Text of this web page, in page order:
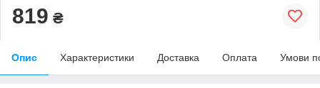
819 ₴
Опис Характеристики Доставка Оплата Умови